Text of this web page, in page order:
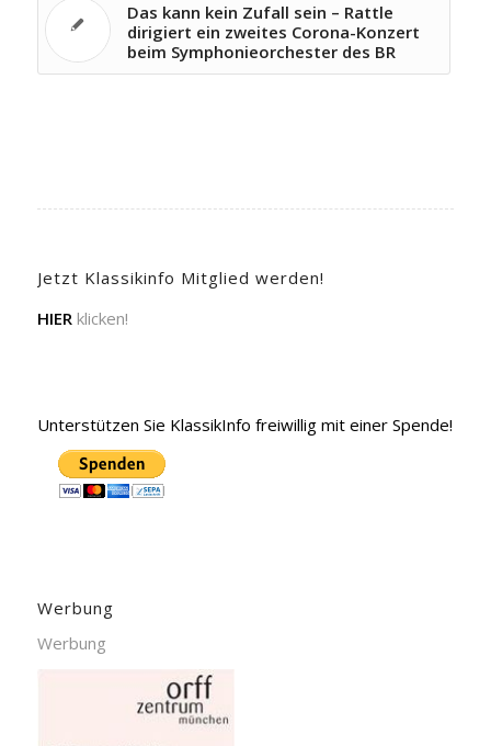
Das kann kein Zufall sein – Rattle
dirigiert ein zweites Corona-Konzert
beim Symphonieorchester des BR
Jetzt Klassikinfo Mitglied werden!
HIER klicken!
Unterstützen Sie KlassikInfo freiwillig mit einer Spende!
Werbung
Werbung